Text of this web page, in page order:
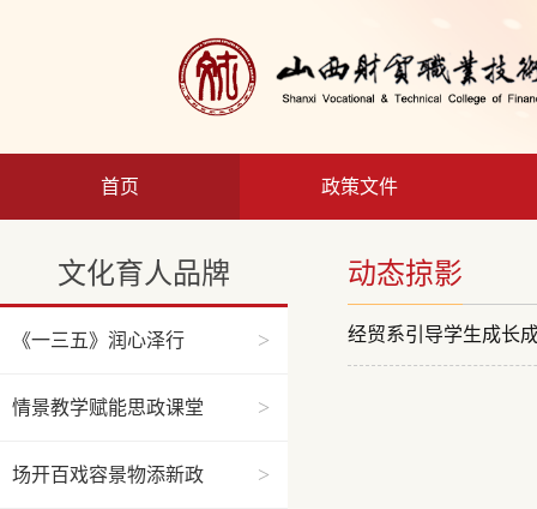
首页 政策文件
文化育人品牌
《一三五》润心泽行 >
情景教学赋能思政课堂 >
场开百戏容景物添新政 >
动态掠影
经贸系引导学生成长